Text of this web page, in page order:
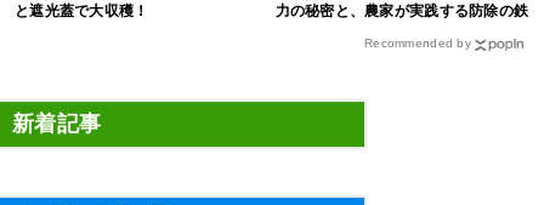
と遮光蓋で大収穫！
力の秘密と、農家が実践する防除の鉄
Recommended by
新着記事